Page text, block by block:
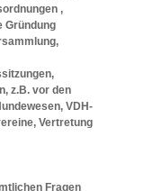
,
Gründung
z.B. vor den
VDH-
Vertretung
Fragen